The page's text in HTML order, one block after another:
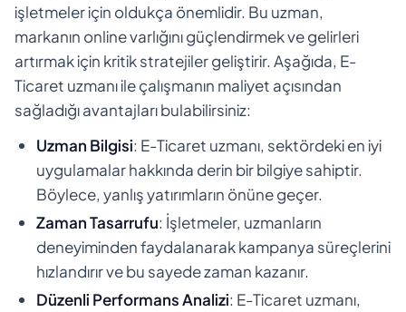
işletmeler için oldukça önemlidir. Bu uzman,
markanın online varlığını güçlendirmek ve gelirleri
artırmak için kritik stratejiler geliştirir. Aşağıda, E-
Ticaret uzmanı ile çalışmanın maliyet açısından
sağladığı avantajları bulabilirsiniz:
Uzman Bilgisi: E-Ticaret uzmanı, sektördeki en iyi
uygulamalar hakkında derin bir bilgiye sahiptir.
Böylece, yanlış yatırımların önüne geçer.
Zaman Tasarrufu: İşletmeler, uzmanların
deneyiminden faydalanarak kampanya süreçlerini
hızlandırır ve bu sayede zaman kazanır.
Düzenli Performans Analizi: E-Ticaret uzmanı,